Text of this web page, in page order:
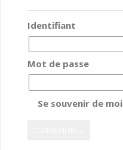
Identifiant
Mot de passe
Se souvenir de moi